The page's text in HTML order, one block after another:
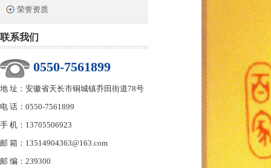
荣誉资质
联系我们
0550-7561899
地 址：安徽省天长市铜城镇乔田街道78号
电 话：0550-7561899
手 机：13705506923
邮 箱：13514904363@163.com
邮 编：239300